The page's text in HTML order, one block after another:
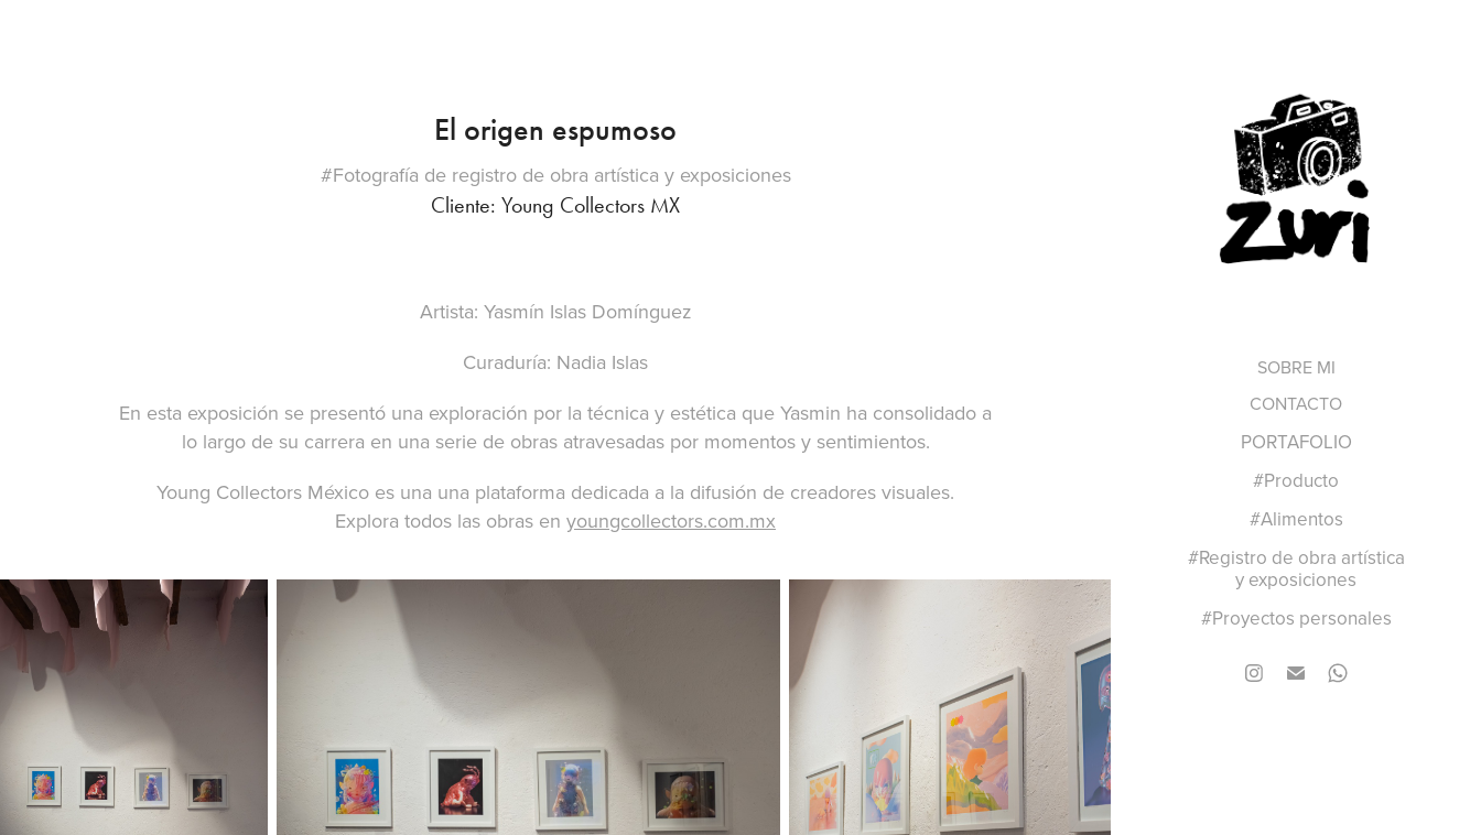
SOBRE MI
CONTACTO
PORTAFOLIO
#Producto
#Alimentos
#Registro de obra artística
y exposiciones
#Proyectos personales
El origen espumoso
#Fotografía de registro de obra artística y exposiciones
Cliente: Young Collectors MX
Artista: Yasmín Islas Domínguez
Curaduría: Nadia Islas
En esta exposición se presentó una exploración por la técnica y estética que Yasmin ha consolidado a
lo largo de su carrera en una serie de obras atravesadas por momentos y sentimientos.
Young Collectors México es una una plataforma dedicada a la difusión de creadores visuales.
Explora todos las obras en youngcollectors.com.mx